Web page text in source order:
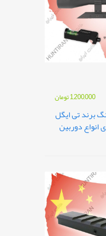
1,200,000تومان
برند تی ایگل
دوربین